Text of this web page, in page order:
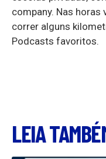
company. Nas horas
correr alguns
Podcasts favoritos.
LEIA